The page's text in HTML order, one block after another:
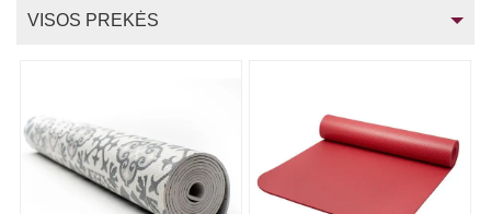
VISOS PREKĖS
PTP PREKĖS ŽENKLAS
KWELL PREKĖS ŽENKLAS